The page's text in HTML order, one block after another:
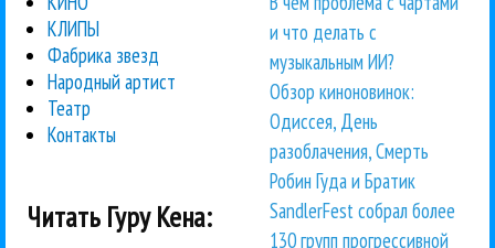
КЛИПЫ
Фабрика звезд
Народный артист
Театр
Контакты
Читать Гуру Кена:
и что делать с
музыкальным ИИ?
Обзор киноновинок:
Одиссея, День
разоблачения, Смерть
Робин Гуда и Братик
SandlerFest собрал более
130 групп прогрессивной